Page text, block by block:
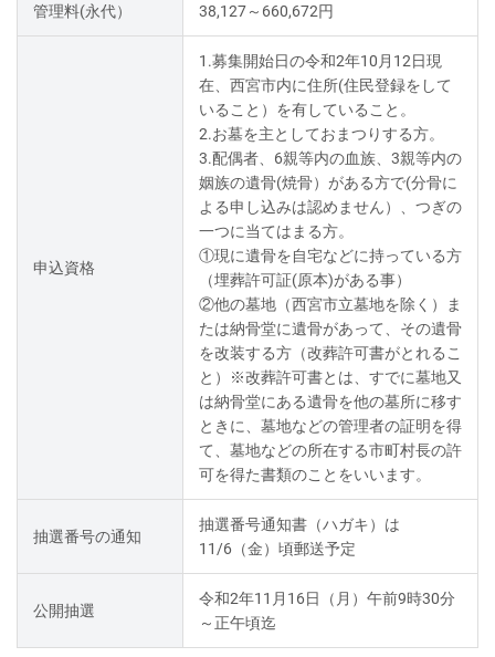
管理料(永代） 38,127～660,672円
申込資格
1.募集開始日の令和2年10月12日現
在、西宮市内に住所(住民登録をして
いること）を有していること。
2.お墓を主としておまつりする方。
3.配偶者、6親等内の血族、3親等内の
姻族の遺骨(焼骨）がある方で(分骨に
よる申し込みは認めません）、つぎの
一つに当てはまる方。
①現に遺骨を自宅などに持っている方
（埋葬許可証(原本)がある事）
②他の墓地（西宮市立墓地を除く）ま
たは納骨堂に遺骨があって、その遺骨
を改装する方（改葬許可書がとれるこ
と）※改葬許可書とは、すでに墓地又
は納骨堂にある遺骨を他の墓所に移す
ときに、墓地などの管理者の証明を得
て、墓地などの所在する市町村長の許
可を得た書類のことをいいます。
抽選番号の通知
抽選番号通知書（ハガキ）は
11/6（金）頃郵送予定
公開抽選
令和2年11月16日（月）午前9時30分
～正午頃迄